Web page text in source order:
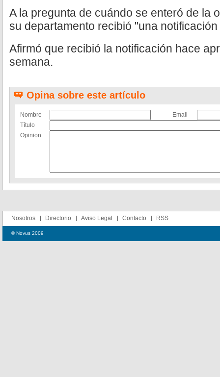
A la pregunta de cuándo se enteró de la
su departamento recibió "una
Afirmó que recibió la notificación hace
semana.
Opina sobre este artículo
Nombre
Email
Título
Opinion
Nosotros Directorio Aviso Legal Contacto RSS
© Novus 2009